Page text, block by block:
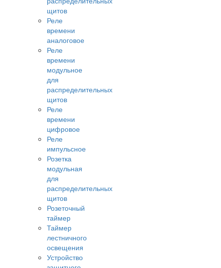
щитов
Реле
времени
аналоговое
Реле
времени
модульное
для
распределительных
щитов
Реле
времени
цифровое
Реле
импульсное
Розетка
модульная
для
распределительных
щитов
Розеточный
таймер
Таймер
лестничного
освещения
Устройство